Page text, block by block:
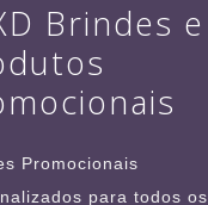
Brindes e
Promocionais
para todos os